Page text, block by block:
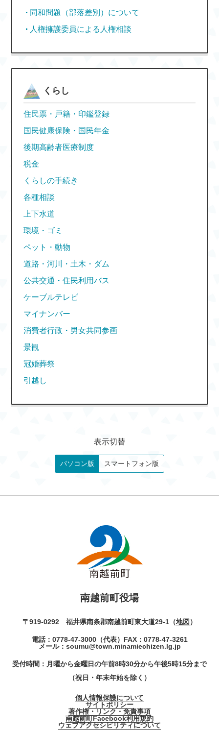
同和問題（部落差別）について
人権擁護委員による人権相談
くらし
住民票・戸籍・印鑑登録
国民健康保険・国民年金
後期高齢者医療制度
税金
くらしの手続き
各種相談
上下水道
環境・ゴミ
ペット・動物
道路・河川・土木・ダム
公共交通・住民利用バス
ケーブルテレビ
マイナンバー
消費者行政・男女共同参画
景観
冠婚葬祭
引越し
表示切替
パソコン版 スマートフォン版
南越前町役場
〒919-0292 福井県南条郡南越前町東大道29-1（地図 ）
電話： 0778-47-3000（代表） FAX：0778-47-3261
メール： soumu@town.minamiechizen.lg.jp
受付時間：月曜から金曜日の午前8時30分から午後5時15分まで
（祝日・年末年始を除く）
個人情報保護について
サイトポリシー
著作権・リンク・免責事項
南越前町Facebook利用規約
ウェブアクセシビリティについて